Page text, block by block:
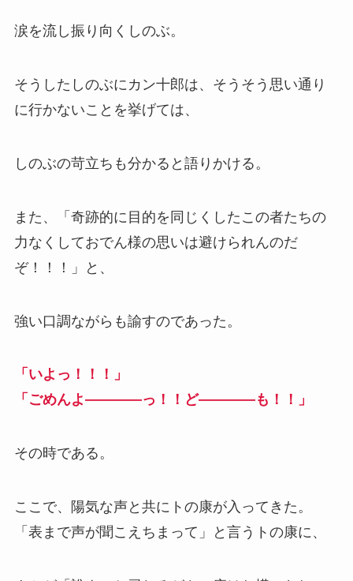
涙を流し振り向くしのぶ。
そうしたしのぶにカン十郎は、そうそう思い通り
に行かないことを挙げては、
しのぶの苛立ちも分かると語りかける。
また、「奇跡的に目的を同じくしたこの者たちの
力なくしておでん様の思いは避けられんのだ
ぞ！！！」と、
強い口調ながらも諭すのであった。
「いよっ！！！」
「ごめんよ――――っ！！ど――――も！！」
その時である。
ここで、陽気な声と共にトの康が入ってきた。
「表まで声が聞こえちまって」と言うトの康に、